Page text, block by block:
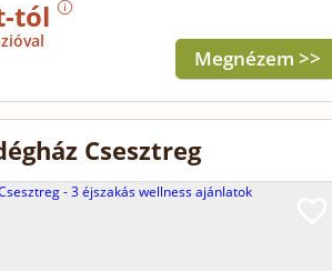
tól
Megnézem >>
Csesztreg